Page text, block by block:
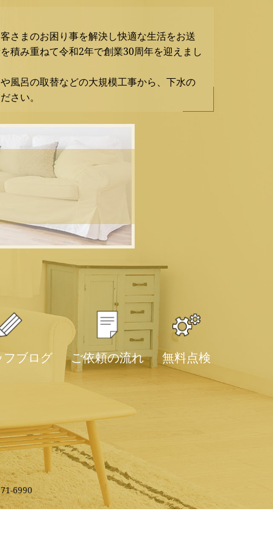
さまのお困り事を解決し快適な生活をお送
積み重ねて令和2年で創業30周年を迎えまし
風呂の取替などの大規模工事から、下水の
さい。
フブログ ご依頼の流れ 無料点検
6990